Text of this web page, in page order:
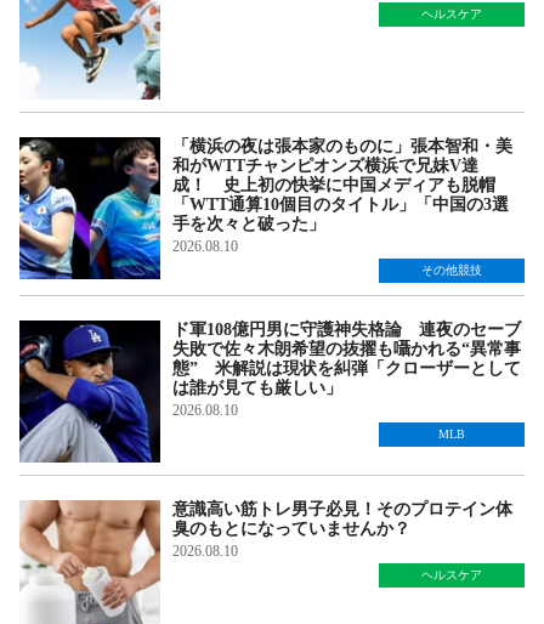
ヘルスケア
「横浜の夜は張本家のものに」張本智和・美
和がWTTチャンピオンズ横浜で兄妹V達
成！ 史上初の快挙に中国メディアも脱帽
「WTT通算10個目のタイトル」「中国の3選
手を次々と破った」
2026.08.10
その他競技
ド軍108億円男に守護神失格論 連夜のセーブ
失敗で佐々木朗希望の抜擢も囁かれる“異常事
態” 米解説は現状を糾弾「クローザーとして
は誰が見ても厳しい」
2026.08.10
MLB
意識高い筋トレ男子必見！そのプロテイン体
臭のもとになっていませんか？
2026.08.10
ヘルスケア